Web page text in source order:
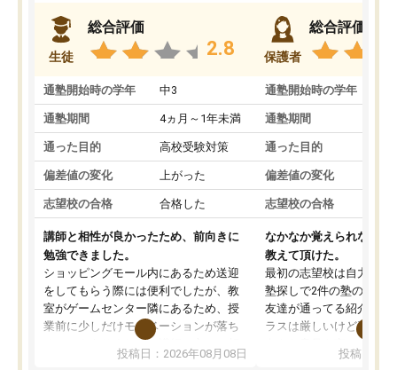
生徒
総合評価
2.8
通塾開始時の学年 中3
通塾期間 4ヵ月～1年未満
通った目的 高校受験対策
偏差値の変化 上がった
志望校の合格 合格した
講師と相性が良かったため、前向きに
勉強できました。
ショッピングモール内にあるため送迎
をしてもらう際には便利でしたが、教
室がゲームセンター隣にあるため、授
業前に少しだけモチベーションが落ち
ることもありました。講師の方とは相
性が良かったため、とても話しやすく
投稿日：2026年08月08日
保護者
総合評価
通塾開始時の学年
通塾期間
通った目的
偏差値の変化
志望校の合格
なかなか覚えられなかっ
教えて頂けた。
最初の志望校は自力では
塾探しで2件の塾の説明
友達が通ってる紹介で行
ラスは厳しいけど頑張れ
希望のある方に決めま
投稿日：